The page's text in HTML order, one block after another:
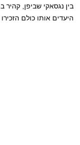
בין נגסאקי שביפן,
היעדים אותו כולם